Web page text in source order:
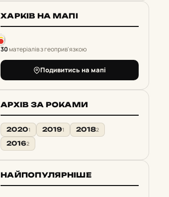
ХАРКІВ НА МАПІ
30матеріалів з геоприв'язкою
Подивитись на мапі
АРХІВ ЗА РОКАМИ
20201 20191 20182
20162
НАЙПОПУЛЯРНІШЕ